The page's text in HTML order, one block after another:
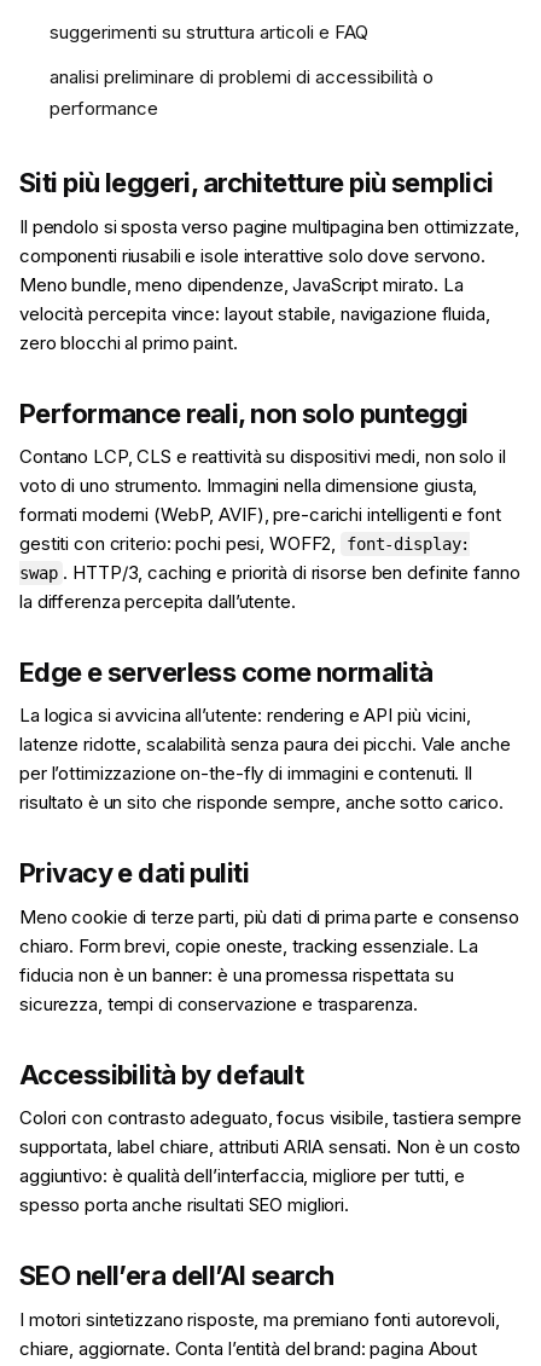
suggerimenti su struttura articoli e FAQ
analisi preliminare di problemi di accessibilità o
performance
Siti più leggeri, architetture più semplici
Il pendolo si sposta verso pagine multipagina ben ottimizzate,
componenti riusabili e isole interattive solo dove servono.
Meno bundle, meno dipendenze, JavaScript mirato. La
velocità percepita vince: layout stabile, navigazione fluida,
zero blocchi al primo paint.
Performance reali, non solo punteggi
Contano LCP, CLS e reattività su dispositivi medi, non solo il
voto di uno strumento. Immagini nella dimensione giusta,
formati moderni (WebP, AVIF), pre-carichi intelligenti e font
gestiti con criterio: pochi pesi, WOFF2,
font-display:
swap . HTTP/3, caching e priorità di risorse ben definite fanno
la differenza percepita dall’utente.
Edge e serverless come normalità
La logica si avvicina all’utente: rendering e API più vicini,
latenze ridotte, scalabilità senza paura dei picchi. Vale anche
per l’ottimizzazione on-the-fly di immagini e contenuti. Il
risultato è un sito che risponde sempre, anche sotto carico.
Privacy e dati puliti
Meno cookie di terze parti, più dati di prima parte e consenso
chiaro. Form brevi, copie oneste, tracking essenziale. La
fiducia non è un banner: è una promessa rispettata su
sicurezza, tempi di conservazione e trasparenza.
Accessibilità by default
Colori con contrasto adeguato, focus visibile, tastiera sempre
supportata, label chiare, attributi ARIA sensati. Non è un costo
aggiuntivo: è qualità dell’interfaccia, migliore per tutti, e
spesso porta anche risultati SEO migliori.
SEO nell’era dell’AI search
I motori sintetizzano risposte, ma premiano fonti autorevoli,
chiare, aggiornate. Conta l’entità del brand: pagina About